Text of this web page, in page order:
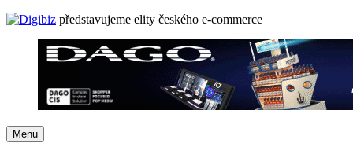
představujeme elity českého e-commerce
Menu